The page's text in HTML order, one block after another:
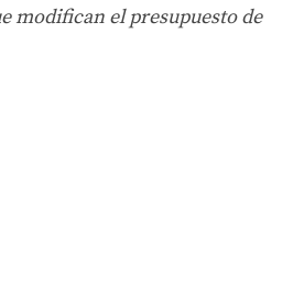
modifican el presupuesto de